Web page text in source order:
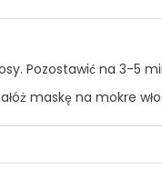
Pozostawić na 3-5
maskę na mokre